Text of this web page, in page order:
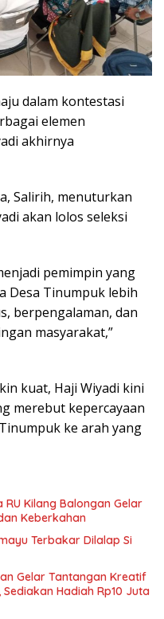
dalam kontestasi
elemen
akhirnya
Salirih, menuturkan
akan lolos seleksi
pemimpin yang
Desa Tinumpuk lebih
berpengalaman, dan
masyarakat,”
kuat, Haji Wiyadi kini
merebut kepercayaan
ke arah yang
Kilang Balongan Gelar
Keberkahan
Terbakar Dilalap Si
Gelar Tantangan Kreatif
Hadiah Rp10 Juta